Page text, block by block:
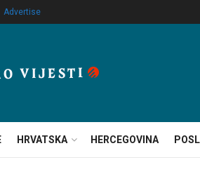
Advertise
HRVATSKA HERCEGOVINA